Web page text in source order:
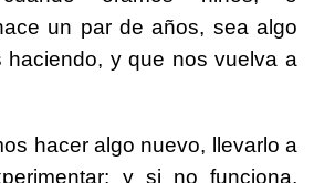
un par de años, sea algo
haciendo, y que nos vuelva a
hacer algo nuevo, llevarlo a
y si no funciona,